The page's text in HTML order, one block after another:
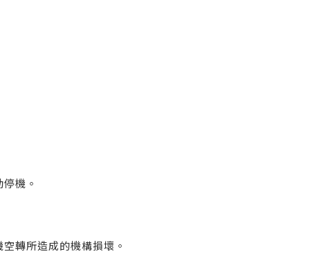
機。
轉所造成的機構損壞。